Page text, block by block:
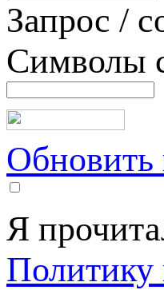
Запрос /
Символы
Обновить
Я
Политику